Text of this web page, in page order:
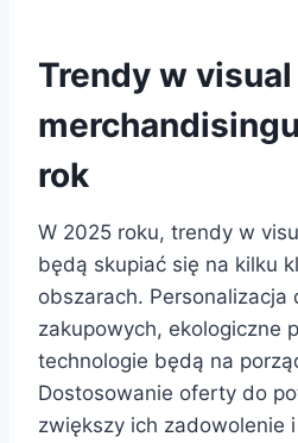
Trendy w visual
rok
W 2025 roku, trendy w
będą skupiać się na kilku
obszarach. Personalizacja
zakupowych, ekologiczne
technologie będą na
Dostosowanie oferty do
zwiększy ich zadowolenie